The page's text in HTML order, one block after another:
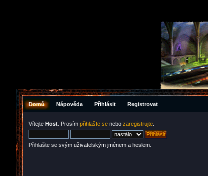
Domů Nápověda Přihlásit Registrovat
Vítejte Host . Prosím přihlašte se nebo zaregistrujte
Přihlašte se svým uživatelským jménem a heslem.